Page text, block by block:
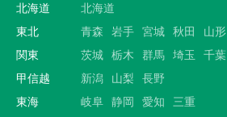
北海道
北海道
東北
青森 岩手 宮城 秋田 山形
関東
茨城 栃木 群馬 埼玉 千葉
甲信越
新潟 山梨
長野
東海
岐阜 静岡 愛知
三重